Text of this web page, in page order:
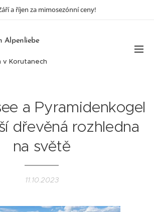
a říjen za mimosezónní ceny!
Alpenliebe
v Korutanech
a Pyramidenkogel
dřevěná rozhledna
na světě
11.10.2023